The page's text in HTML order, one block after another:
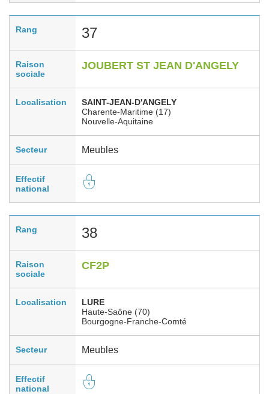
Rang 37
Raison
sociale
JOUBERT ST JEAN D'ANGELY
Localisation
SAINT-JEAN-D'ANGELY
Charente-Maritime (17)
Nouvelle-Aquitaine
Secteur Meubles
Effectif
national
Rang 38
Raison
sociale
CF2P
Localisation
LURE
Haute-Saône (70)
Bourgogne-Franche-Comté
Secteur Meubles
Effectif
national